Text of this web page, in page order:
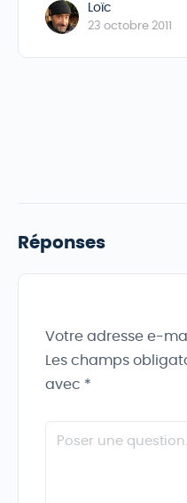
Loïc
23 octobre 2011
Réponses
Votre adresse e-
Les champs
avec *